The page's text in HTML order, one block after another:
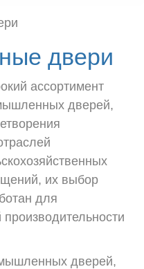
двери
ассортимент
дверей,
их выбор
для
дверей,